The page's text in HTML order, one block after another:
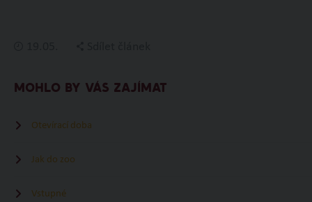
MOHLO BY VÁS ZAJÍMAT
Otevírací doba
Jak do zoo
Vstupné